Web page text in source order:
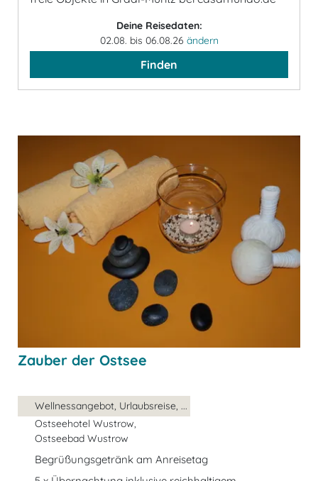
Deine Reisedaten:
02.08. bis 06.08.26 ändern
Finden
Zauber der Ostsee
Wellnessangebot, Urlaubsreise, ...
Ostseehotel Wustrow,
Ostseebad Wustrow
Begrüßungsgetränk am Anreisetag